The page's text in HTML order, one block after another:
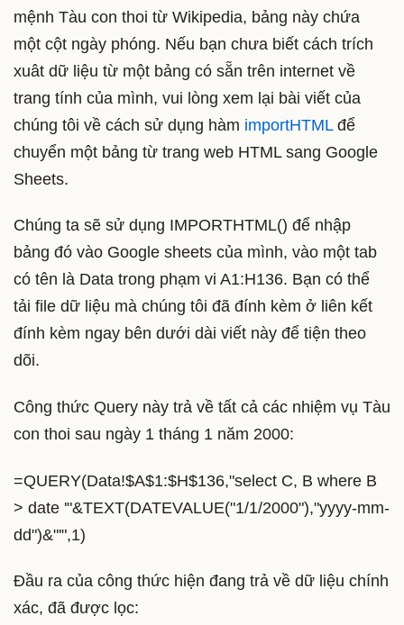
mệnh Tàu con thoi từ Wikipedia, bảng này chứa
một cột ngày phóng. Nếu bạn chưa biết cách trích
xuât dữ liệu từ một bảng có sẵn trên internet về
trang tính của mình, vui lòng xem lại bài viết của
chúng tôi về cách sử dụng hàm importHTMLđể
chuyển một bảng từ trang web HTML sang Google
Sheets.
Chúng ta sẽ sử dụng IMPORTHTML() để nhập
bảng đó vào Google sheets của mình, vào một tab
có tên là Data trong phạm vi A1:H136. Bạn có thể
tải file dữ liệu mà chúng tôi đã đính kèm ở liên kết
đính kèm ngay bên dưới dài viết này để tiện theo
dõi.
Công thức Query này trả về tất cả các nhiệm vụ Tàu
con thoi sau ngày 1 tháng 1 năm 2000:
=QUERY(Data!$A$1:$H$136,"select C, B where B
> date '"&TEXT(DATEVALUE("1/1/2000"),"yyyy-mm-
dd")&"'",1)
Đầu ra của công thức hiện đang trả về dữ liệu chính
xác, đã được lọc: